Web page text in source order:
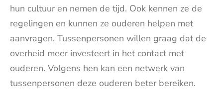
hun cultuur en nemen de tijd. Ook kennen ze de
regelingen en kunnen ze ouderen helpen met
aanvragen. Tussenpersonen willen graag dat de
overheid meer investeert in het contact met
ouderen. Volgens hen kan een netwerk van
tussenpersonen deze ouderen beter bereiken.